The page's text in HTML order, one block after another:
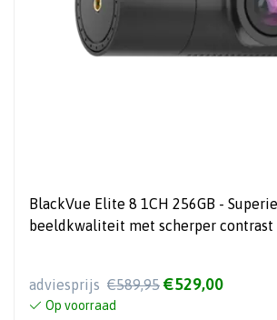
BlackVue Elite 8 1CH 256GB -
beeldkwaliteit met scherper contrast
adviesprijs €589,95 €529,00
Op voorraad